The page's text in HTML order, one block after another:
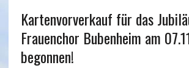
Kartenvorverkauf für das
Frauenchor Bubenheim am
begonnen!